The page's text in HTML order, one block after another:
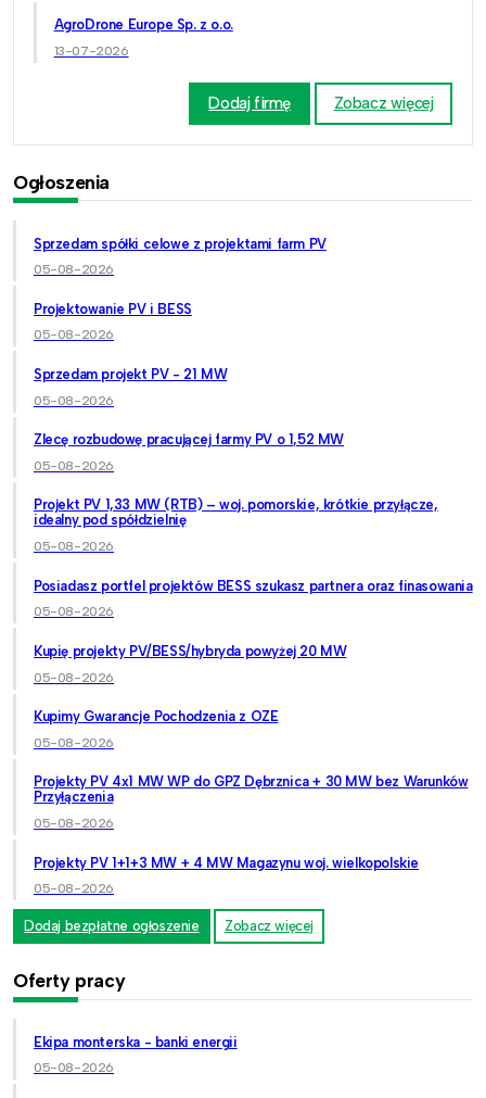
AgroDrone Europe Sp. z o.o.
13-07-2026
Dodaj firmę Zobacz więcej
Ogłoszenia
Sprzedam spółki celowe z projektami farm PV
05-08-2026
Projektowanie PV i BESS
05-08-2026
Sprzedam projekt PV - 21 MW
05-08-2026
Zlecę rozbudowę pracującej farmy PV o 1,52 MW
05-08-2026
Projekt PV 1,33 MW (RTB) – woj. pomorskie, krótkie przyłącze,
idealny pod spółdzielnię
05-08-2026
Posiadasz portfel projektów BESS szukasz partnera oraz finasowania
05-08-2026
Kupię projekty PV/BESS/hybryda powyżej 20 MW
05-08-2026
Kupimy Gwarancje Pochodzenia z OZE
05-08-2026
Projekty PV 4x1 MW WP do GPZ Dębrznica + 30 MW bez Warunków
Przyłączenia
05-08-2026
Projekty PV 1+1+3 MW + 4 MW Magazynu woj. wielkopolskie
05-08-2026
Dodaj bezpłatne ogłoszenie Zobacz więcej
Oferty pracy
Ekipa monterska - banki energii
05-08-2026